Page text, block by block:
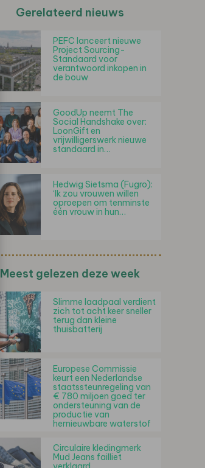
Gerelateerd nieuws
PEFC lanceert nieuwe
Project Sourcing-
Standaard voor
verantwoord inkopen in
de bouw
GoodUp neemt The
Social Handshake over:
LoonGift en
vrijwilligerswerk nieuwe
standaard in…
Hedwig Sietsma (Fugro):
‘Ik zou vrouwen willen
oproepen om tenminste
één vrouw in hun…
Meest gelezen deze week
Slimme laadpaal verdient
zich tot acht keer sneller
terug dan kleine
thuisbatterij
Europese Commissie
keurt een Nederlandse
staatssteunregeling van
€ 780 miljoen goed ter
ondersteuning van de
productie van
hernieuwbare waterstof
Circulaire kledingmerk
Mud Jeans failliet